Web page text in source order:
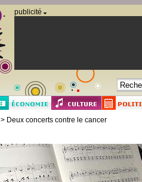
publicité
> Deux concerts contre le cancer